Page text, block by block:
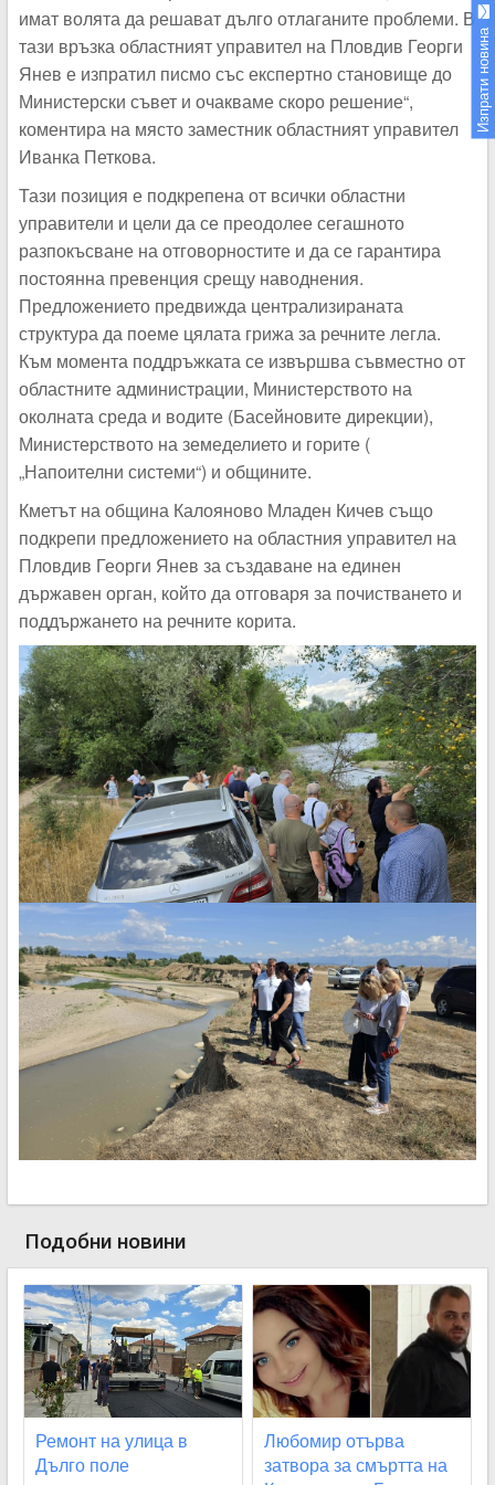
имат волята да решават дълго отлаганите проблеми. В
тази връзка областният управител на Пловдив Георги
Янев е изпратил писмо със експертно становище до
Министерски съвет и очакваме скоро решение“,
коментира на място заместник областният управител
Иванка Петкова.
Тази позиция е подкрепена от всички областни
управители и цели да се преодолее сегашното
разпокъсване на отговорностите и да се гарантира
постоянна превенция срещу наводнения.
Предложението предвижда централизираната
структура да поеме цялата грижа за речните легла.
Към момента поддръжката се извършва съвместно от
областните администрации, Министерството на
околната среда и водите (Басейновите дирекции),
Министерството на земеделието и горите (
„Напоителни системи“) и общините.
Кметът на община Калояново Младен Кичев също
подкрепи предложението на областния управител на
Пловдив Георги Янев за създаване на единен
държавен орган, който да отговаря за почистването и
поддържането на речните корита.
Подобни новини
Ремонт на улица в
Дълго поле
Любомир отърва
затвора за смъртта на
Изпрати новина